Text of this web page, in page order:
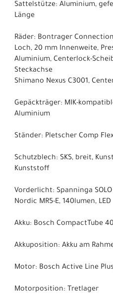
Sattelstütze: Aluminium,
Länge
Räder: Bontrager
Loch, 20 mm Innenweite,
Aluminium, Centerlock-
Steckachse
Shimano Nexus C3001,
Gepäckträger: MIK-
Aluminium
Ständer: Pletscher Comp
Schutzblech: SKS, breit,
Kunststoff
Vorderlicht: Spanninga
Nordic MR5-E, 140lumen, LED
Akku: Bosch CompactTube
Akkuposition: Akku am
Motor: Bosch Active Line
Motorposition: Tretlager